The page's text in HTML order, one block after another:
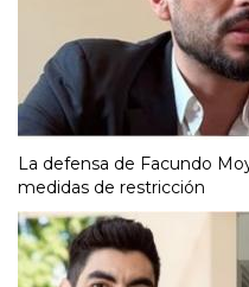
La defensa de Facundo
medidas de restricción